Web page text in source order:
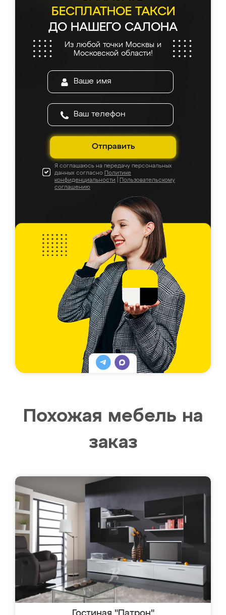
БЕСПЛАТНОЕ ТАКСИ
ДО НАШЕГО САЛОНА
Из любой точки Москвы и
Московской области!
Отправить
Я соглашаюсь на передачу персональных
данных согласно Политике
конфиденциальности
Пользовательскому
соглашению
Похожая мебель на
заказ